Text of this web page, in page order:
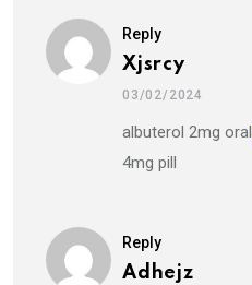
Reply
Xjsrcy
03/02/2024
albuterol 2mg oral
4mg pill
Reply
Adhejz